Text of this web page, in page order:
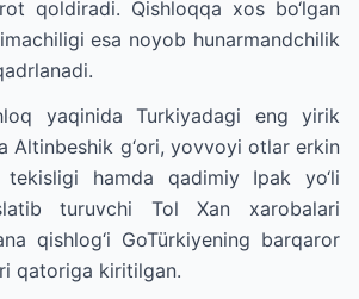
qoldiradi. Qishloqqa xos bo‘lgan
esa noyob hunarmandchilik
yaqinida Turkiyadagi eng yirik
Altinbeshik g‘ori, yovvoyi otlar erkin
tekisligi hamda qadimiy Ipak yo‘li
turuvchi Tol Xan xarobalari
qishlog‘i GoTürkiyening barqaror
qatoriga kiritilgan.